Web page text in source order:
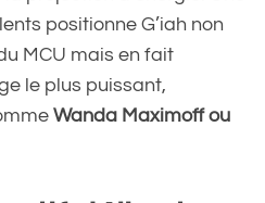
positionne G’iah non
MCU mais en fait
le plus puissant,
Wanda Maximoff ou